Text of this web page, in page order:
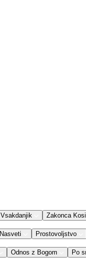
Vsakdanjik Zakonca Kosi
Nasveti Prostovoljstvo
Odnos z Bogom Po